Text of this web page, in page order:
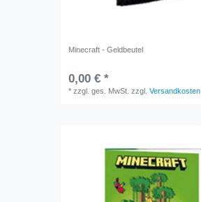
Minecraft - Geldbeutel
0,00 € *
*zzgl. ges. MwSt. zzgl.Versandkosten